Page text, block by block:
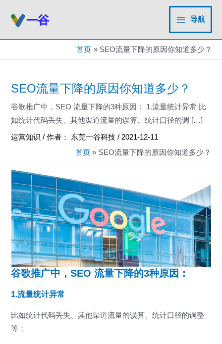
Main
Menu
导航
首页 SEO流量下降的原因你知道多少？
SEO流量下降的原因你知道多少？
谷歌推广中，SEO 流量下降的3种原因： 1.流量统计异常 比
如统计代码丢失、其他渠道流量的误算、统计口径的调 […]
运营知识 / 作者： 东莞一谷科技/ 2021-12-11
首页
SEO流量下降的原因你知道多少？
谷歌推广中，SEO 流量下降的3种原因：
1.流量统计异常
比如统计代码丢失、其他渠道流量的误算、统计口径的调整
等；